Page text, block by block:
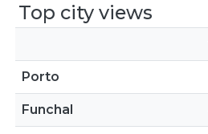
Top city views
Porto
Funchal